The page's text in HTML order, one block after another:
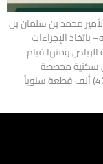
محمد بن سلمان بن
باتخاذ الإجراءات
الرياض ومنها قيام
سكنية مخططة
ومطورة للمواطنين بعدد ما بين (10,000) إلى (40,000) ألف قطعة سنوياً